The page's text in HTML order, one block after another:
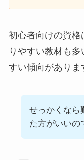
初心者向けの資
りやすい教材も
すい傾向がありま
せっかくなら
た方がいいの